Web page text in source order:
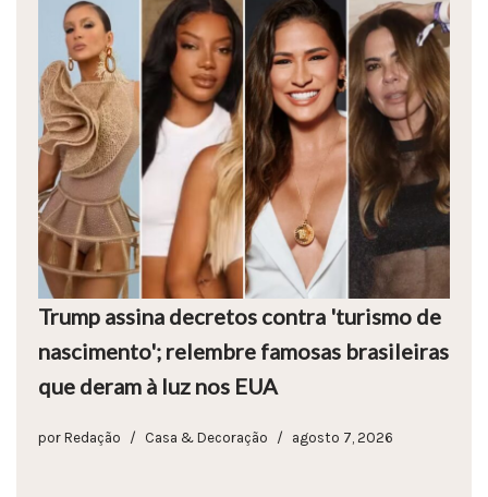
Trump assina decretos contra 'turismo de
nascimento'; relembre famosas brasileiras
que deram à luz nos EUA
por Redação Casa & Decoração agosto 7, 2026